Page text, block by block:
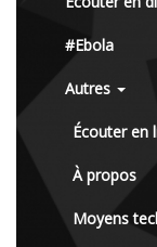
#Ebola
Autres
Écouter en
À propos
Moyens